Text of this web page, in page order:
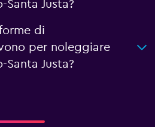
Santa Justa?
di
per noleggiare
Santa Justa?